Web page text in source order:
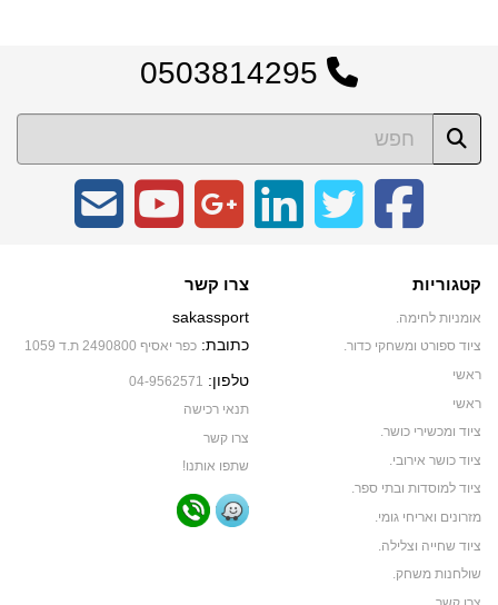
קטגוריות
אומניות לחימה.
ציוד ספורט ומשחקי כדור.
ראשי
ראשי
ציוד ומכשירי כושר.
ציוד כושר אירובי.
ציוד למוסדות ובתי ספר.
מזרונים ואריחי גומי.
ציוד שחייה וצלילה.
שולחנות משחק.
צרו קשר
sakassport
כתובת: כפר יאסיף 2490800 ת.ד 1059
טלפון: 04-9562571
תנאי רכישה
צרו קשר
שתפו אותנו!